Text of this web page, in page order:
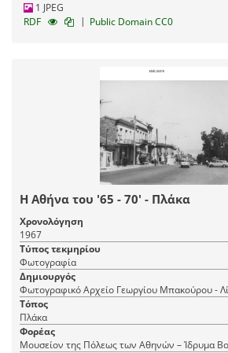
1 JPEG
RDF
| Public Domain CC0
Η Αθήνα του '65 - 70' - Πλάκα
Χρονολόγηση
1967
Τύπος τεκμηρίου
Φωτογραφία
Δημιουργός
Φωτογραφικό Αρχείο Γεωργίου Μπακούρου -
Τόπος
Πλάκα
Φορέας
Μουσείον της Πόλεως των Αθηνών – Ίδρυμα